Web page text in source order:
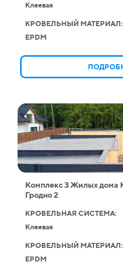
Клеевая
КРОВЕЛЬНЫЙ МАТЕРИАЛ:
EPDM
Комплекс 3 Жилых дома
Гродно 2
КРОВЕЛЬНАЯ СИСТЕМА:
Клеевая
КРОВЕЛЬНЫЙ МАТЕРИАЛ:
EPDM